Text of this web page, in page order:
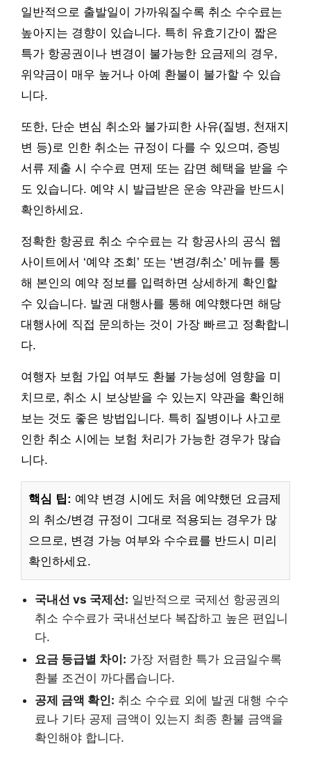
일반적으로 출발일이 가까워질수록 취소 수수료는
높아지는 경향이 있습니다. 특히 유효기간이 짧은
특가 항공권이나 변경이 불가능한 요금제의 경우,
위약금이 매우 높거나 아예 환불이 불가할 수 있습
니다.
또한, 단순 변심 취소와 불가피한 사유(질병, 천재지
변 등)로 인한 취소는 규정이 다를 수 있으며, 증빙
서류 제출 시 수수료 면제 또는 감면 혜택을 받을 수
도 있습니다. 예약 시 발급받은 운송 약관을 반드시
확인하세요.
정확한 항공료 취소 수수료는 각 항공사의 공식 웹
사이트에서 ‘예약 조회’ 또는 ‘변경/취소’ 메뉴를 통
해 본인의 예약 정보를 입력하면 상세하게 확인할
수 있습니다. 발권 대행사를 통해 예약했다면 해당
대행사에 직접 문의하는 것이 가장 빠르고 정확합니
다.
여행자 보험 가입 여부도 환불 가능성에 영향을 미
치므로, 취소 시 보상받을 수 있는지 약관을 확인해
보는 것도 좋은 방법입니다. 특히 질병이나 사고로
인한 취소 시에는 보험 처리가 가능한 경우가 많습
니다.
핵심 팁: 예약 변경 시에도 처음 예약했던 요금제
의 취소/변경 규정이 그대로 적용되는 경우가 많
으므로, 변경 가능 여부와 수수료를 반드시 미리
확인하세요.
국내선 vs 국제선: 일반적으로 국제선 항공권의
취소 수수료가 국내선보다 복잡하고 높은 편입니
다.
요금 등급별 차이: 가장 저렴한 특가 요금일수록
환불 조건이 까다롭습니다.
공제 금액 확인: 취소 수수료 외에 발권 대행 수수
료나 기타 공제 금액이 있는지 최종 환불 금액을
확인해야 합니다.